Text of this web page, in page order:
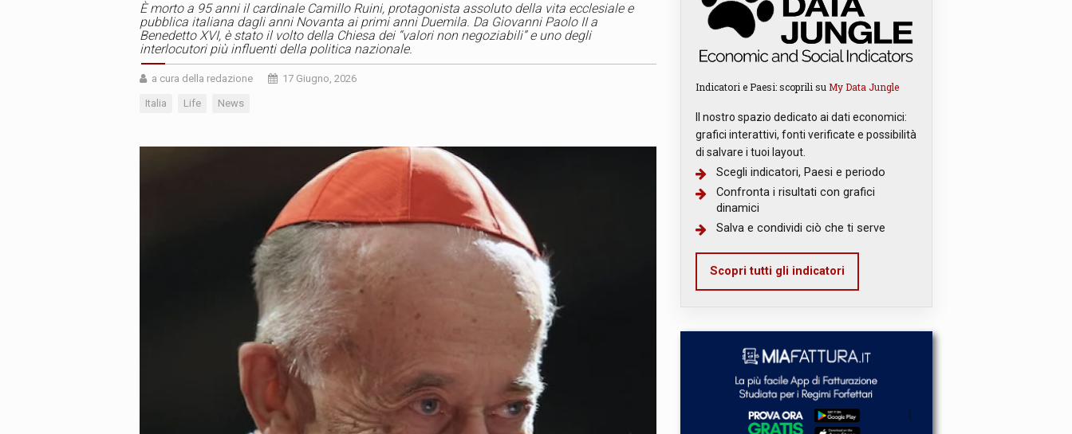
È morto a 95 anni il cardinale Camillo Ruini, protagonista assoluto della vita ecclesiale e
pubblica italiana dagli anni Novanta ai primi anni Duemila. Da Giovanni Paolo II a
Benedetto XVI, è stato il volto della Chiesa dei “valori non negoziabili” e uno degli
interlocutori più influenti della politica nazionale.
a cura della redazione 17 Giugno, 2026
Italia Life News
Indicatori e Paesi: scoprili su My Data Jungle
Il nostro spazio dedicato ai dati economici:
grafici interattivi, fonti verificate e possibilità
di salvare i tuoi layout.
Scegli indicatori, Paesi e periodo
Confronta i risultati con grafici
dinamici
Salva e condividi ciò che ti serve
Scopri tutti gli indicatori